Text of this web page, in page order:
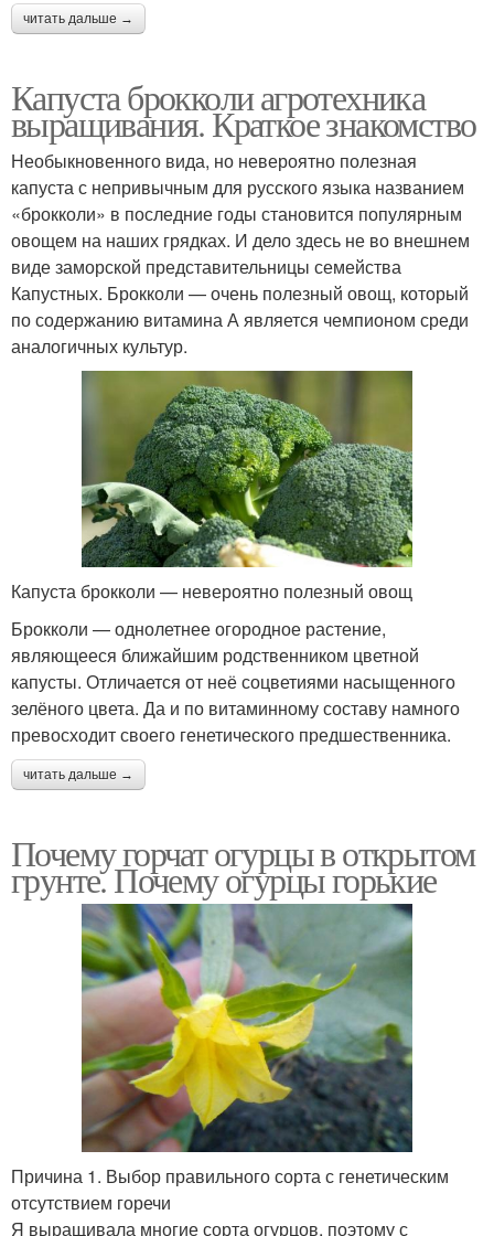
читать дальше →
Капуста брокколи агротехника
выращивания. Краткое знакомство
Необыкновенного вида, но невероятно полезная
капуста с непривычным для русского языка названием
«брокколи» в последние годы становится популярным
овощем на наших грядках. И дело здесь не во внешнем
виде заморской представительницы семейства
Капустных. Брокколи — очень полезный овощ, который
по содержанию витамина А является чемпионом среди
аналогичных культур.
Капуста брокколи — невероятно полезный овощ
Брокколи — однолетнее огородное растение,
являющееся ближайшим родственником цветной
капусты. Отличается от неё соцветиями насыщенного
зелёного цвета. Да и по витаминному составу намного
превосходит своего генетического предшественника.
читать дальше →
Почему горчат огурцы в открытом
грунте. Почему огурцы горькие
Причина 1. Выбор правильного сорта с генетическим
отсутствием горечи
Я выращивала многие сорта огурцов, поэтому с